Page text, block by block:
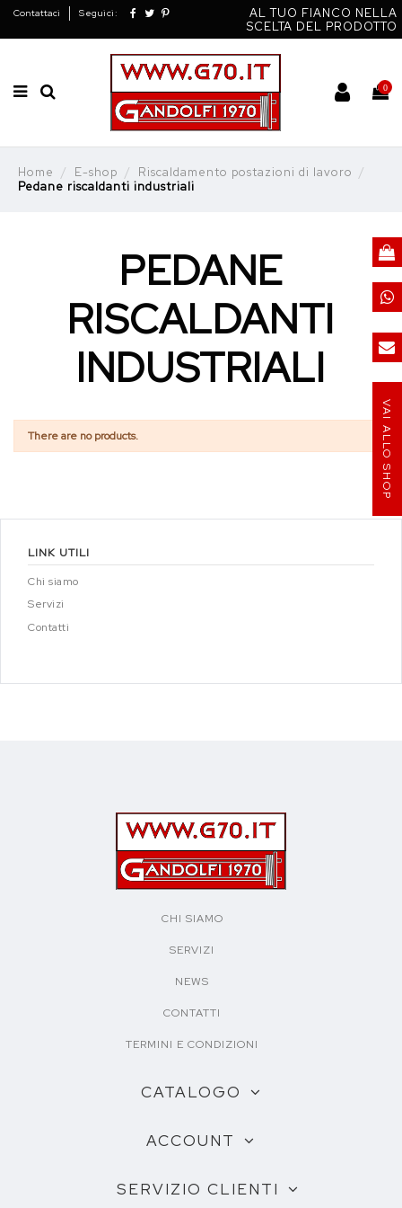
Contattaci Seguici:
AL TUO FIANCO NELLA
SCELTA DEL PRODOTTO
0
Home E-shop
Riscaldamento postazioni di lavoro
Pedane riscaldanti industriali
PEDANE
RISCALDANTI
INDUSTRIALI
There are no products.
LINK UTILI
Chi siamo
Servizi
Contatti
CHI SIAMO
SERVIZI
NEWS
CONTATTI
TERMINI E CONDIZIONI
CATALOGO
ACCOUNT
SERVIZIO CLIENTI
VAI ALLO SHOP